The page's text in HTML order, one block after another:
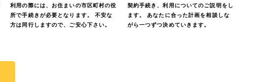
利用の際には、お住まいの市区町村の役
所で手続きが必要となります。 不安な
方は同行しますので、ご安心下さい。
契約手続き、利用についてのご説明をし
ます。 あなたに合った計画を相談しな
がら一つずつ決めていきます。